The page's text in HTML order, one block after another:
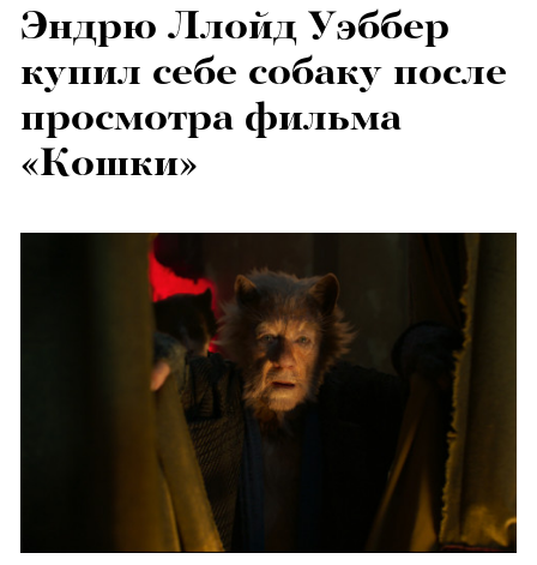
Эндрю Ллойд Уэббер
купил себе собаку после
просмотра фильма
«Кошки»